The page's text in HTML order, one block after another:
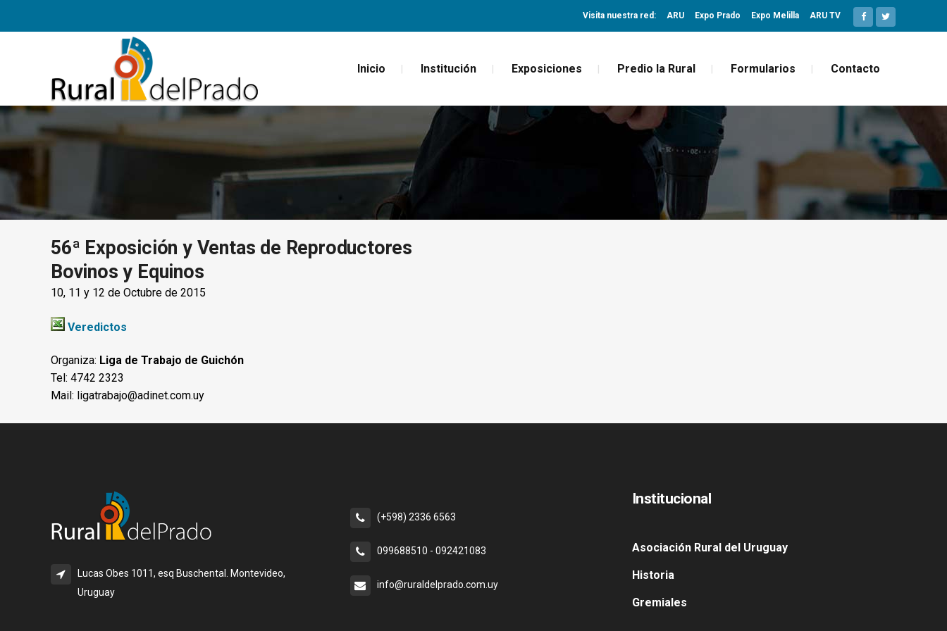
Visita nuestra red: ARU Expo Prado Expo Melilla ARU TV
Inicio Institución Exposiciones Predio la Rural Formularios Contacto
56ª Exposición y Ventas de Reproductores
Bovinos y Equinos
10, 11 y 12 de Octubre de 2015
Veredictos
Organiza: Liga de Trabajo de Guichón
Tel: 4742 2323
Mail: ligatrabajo@adinet.com.uy
Lucas Obes 1011, esq Buschental. Montevideo,
Uruguay
(+598) 2336 6563
099688510 - 092421083
info@ruraldelprado.com.uy
Institucional
Asociación Rural del Uruguay
Historia
Gremiales